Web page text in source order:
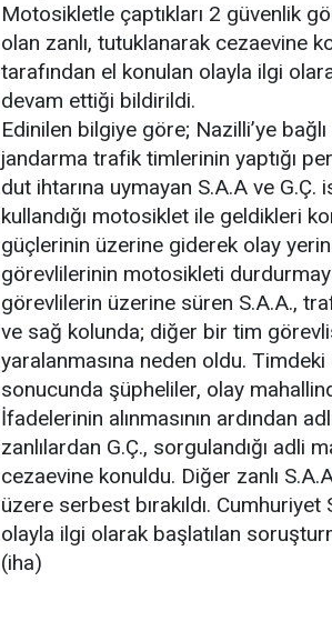
Motosikletle çaptıkları 2 güvenlik
olan zanlı, tutuklanarak cezaevine
tarafından el konulan olayla ilgi
devam ettiği bildirildi.
Edinilen bilgiye göre; Nazilli’ye bağlı
jandarma trafik timlerinin yaptığı
dut ihtarına uymayan S.A.A ve G.Ç.
kullandığı motosiklet ile geldikleri
güçlerinin üzerine giderek olay
görevlilerinin motosikleti durdurmaya
görevlilerin üzerine süren S.A.A.,
ve sağ kolunda; diğer bir tim
yaralanmasına neden oldu.
sonucunda şüpheliler, olay
İfadelerinin alınmasının ardından
zanlılardan G.Ç., sorgulandığı adli
cezaevine konuldu. Diğer zanlı
üzere serbest bırakıldı. Cumhuriyet
olayla ilgi olarak başlatılan
(iha)